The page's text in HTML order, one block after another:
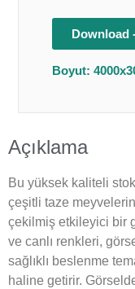
Download
Boyut:
Açıklama
Bu yüksek kaliteli
çeşitli taze
çekilmiş etkileyici bir
ve canlı renkleri,
sağlıklı beslenme
haline getirir.